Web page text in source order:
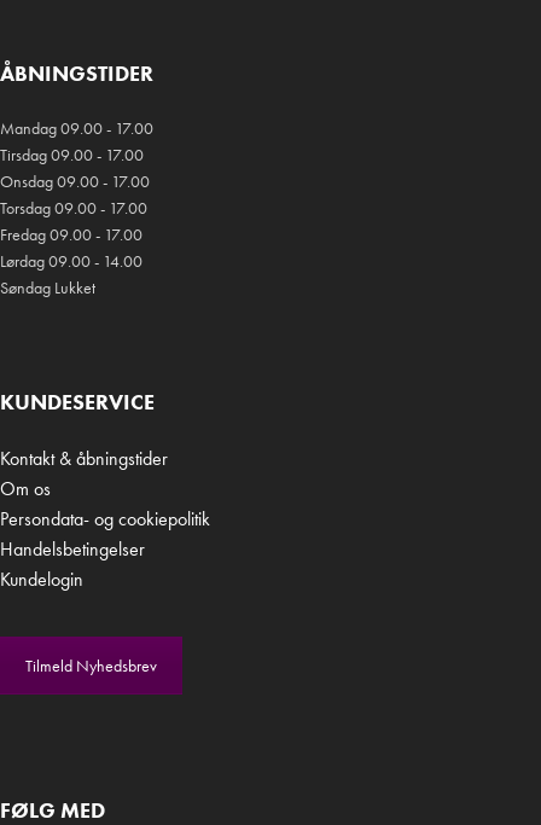
ÅBNINGSTIDER
Mandag 09.00 - 17.00
Tirsdag 09.00 - 17.00
Onsdag 09.00 - 17.00
Torsdag 09.00 - 17.00
Fredag 09.00 - 17.00
Lørdag 09.00 - 14.00
Søndag Lukket
KUNDESERVICE
Kontakt & åbningstider
Om os
Persondata- og cookiepolitik
Handelsbetingelser
Kundelogin
Tilmeld Nyhedsbrev
FØLG MED